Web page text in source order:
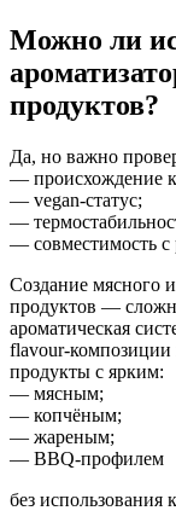
Можно ли
продуктов?
Да, но важно
— происхождение
— vegan-статус;
—
— совместимость с
Создание мясного
продуктов —
ароматическая
flavour-композиции
продукты с ярким:
— мясным;
— копчёным;
— жареным;
— BBQ-профилем
без